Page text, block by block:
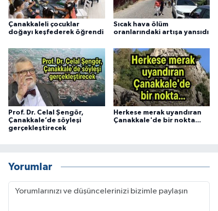
Çanakkaleli çocuklar
doğayı keşfederek öğrendi
Sıcak hava ölüm
oranlarındaki artışa yansıdı
Prof. Dr. Celal Şengör,
Çanakkale’de söyleşi
gerçekleştirecek
Herkese merak uyandıran
Çanakkale'de bir nokta...
Yorumlar